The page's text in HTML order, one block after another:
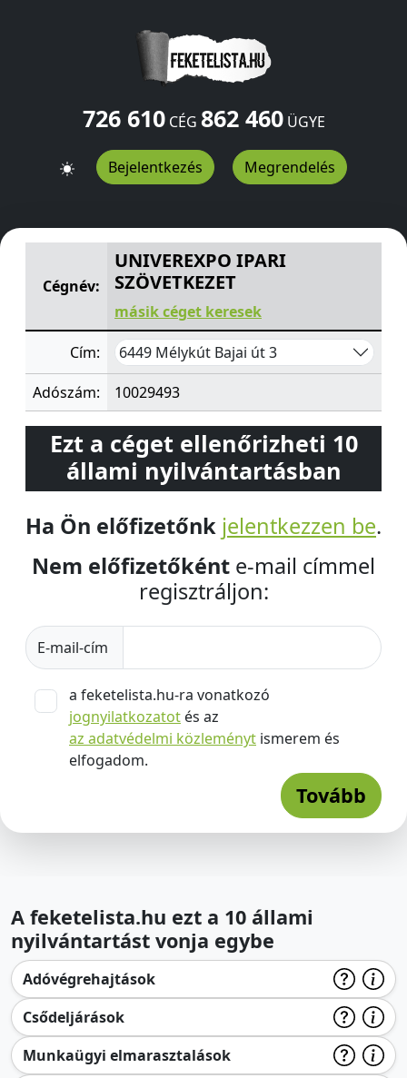
726 610CÉG 862 460ÜGYE
Bejelentkezés Megrendelés
UNIVEREXPO IPARI SZÖVETKEZET Bajai út 3
Cégnév:
UNIVEREXPO IPARI
SZÖVETKEZET
másik céget keresek
Cím: 6449 Mélykút Bajai út 3
Adószám: 10029493
Ezt a céget ellenőrizheti 10
állami nyilvántartásban
Ha Ön előfizetőnk jelentkezzen be.
Nem előfizetőként e-mail címmel
regisztráljon:
E-mail-cím
a feketelista.hu-ra vonatkozó
jognyilatkozatot és az
az adatvédelmi közleményt ismerem és
elfogadom.
Tovább
A feketelista.hu ezt a 10 állami
nyilvántartást vonja egybe
Adóvégrehajtások
Csődeljárások
Munkaügyi elmarasztalások